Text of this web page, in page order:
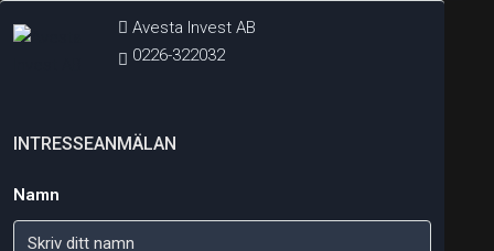
Avesta Invest AB
0226-322032
INTRESSEANMÄLAN
Namn